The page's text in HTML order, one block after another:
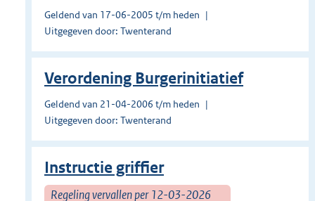
Geldend van 17-06-2005 t/m heden
Uitgegeven door: Twenterand
Verordening Burgerinitiatief
Geldend van 21-04-2006 t/m heden
Uitgegeven door: Twenterand
Instructie griffier
Regeling vervallen per 12-03-2026